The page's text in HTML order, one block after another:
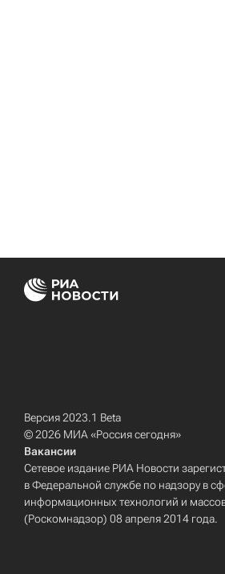
Версия 2023.1 Beta
© 2026 МИА «Россия сегодня»
Вакансии
Сетевое издание РИА Новости
в Федеральной службе по надзору в
информационных технологий и
(Роскомнадзор) 08 апреля 2014 года.